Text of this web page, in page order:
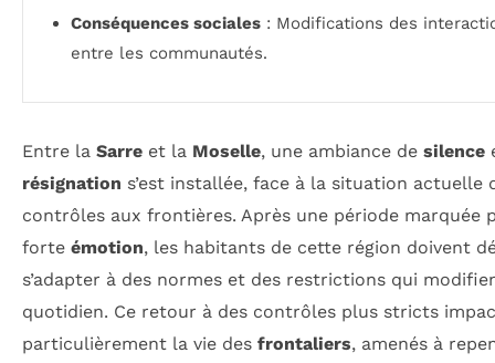
Conséquences sociales : Modifications des
entre les communautés.
Entre la Sarre et la Moselle, une ambiance de silence
résignation s’est installée, face à la situation actuelle
contrôles aux frontières. Après une période marquée
forte émotion, les habitants de cette région doivent
s’adapter à des normes et des restrictions qui
quotidien. Ce retour à des contrôles plus stricts
particulièrement la vie des frontaliers, amenés à